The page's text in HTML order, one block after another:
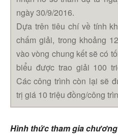
ngày 30/9/2016.
Dựa trên tiêu chí về tính
chấm giải, trong khoảng
vào vòng chung kết sẽ có
biểu được trao giải 100
Các công trình còn lại sẽ
trị giá 10 triệu đồng/công
Hình thức tham gia